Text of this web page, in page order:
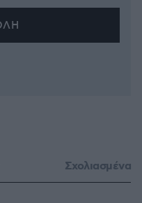
Σχολιασμένα